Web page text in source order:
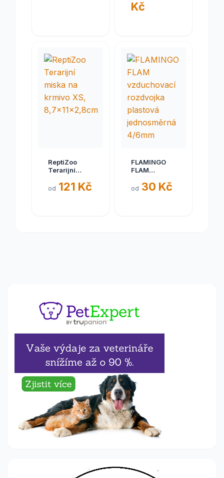
Kč
ReptiZoo
Terarijní
krmivo XS,
od 121 Kč
FLAMINGO
FLAM
rozdvojka
od 30 Kč